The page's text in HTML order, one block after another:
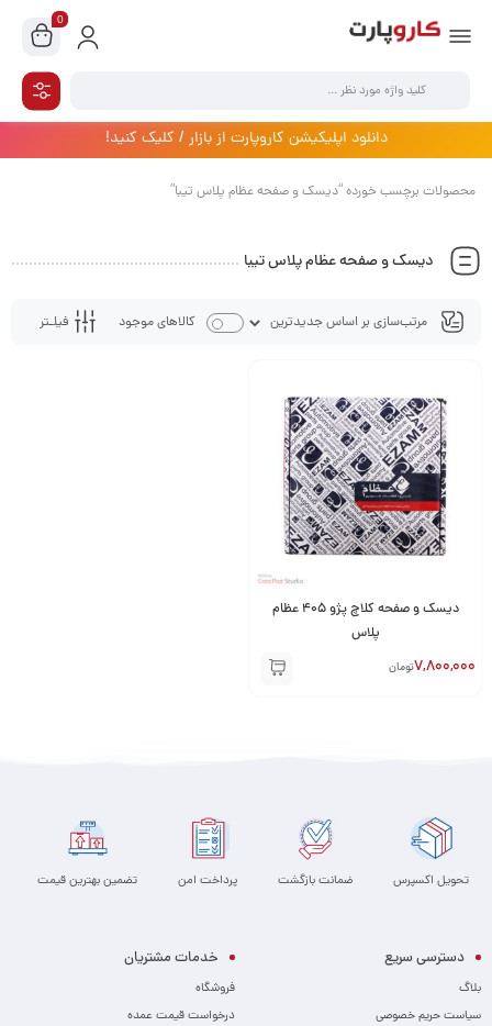
0
دانلود اپلیکیشن کاروپارت از بازار / کلیک کنید!
محصولات برچسب خورده “دیسک و صفحه عظام پلاس تیبا”
دیسک و صفحه عظام پلاس تیبا
فیلـتر کالاهای موجود
دیسک و صفحه کلاچ پژو 405 عظام
پلاس
7,800,000تومان
تحویل اکسپرس ضمانت بازگشت پرداخت امن تضمین بهترین قیمت
دسترسی سریع
بلاگ
سیاست حریم خصوصی
خدمات مشتریان
فروشگاه
درخواست قیمت عمده